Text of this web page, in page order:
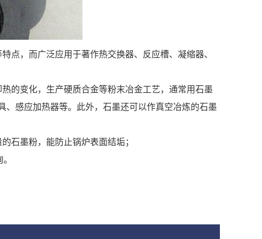
点，而广泛应用于著作热交换器、反应槽、凝缩器、
的变化，生产硬质合金等粉末冶金工艺，通常用石墨
感应加热器等。此外，石墨还可以作真空冶炼的石墨
石墨粉，能防止锅炉表面结垢；